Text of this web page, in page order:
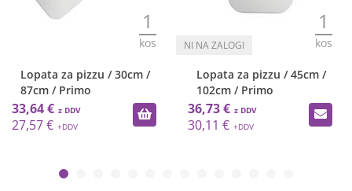
1
kos
Lopata za pizzu / 30cm /
87cm / Primo
33,64 €
27,57 €
1
kos
Lopata za pizzu / 45cm /
102cm / Primo
36,73 €
30,11 €